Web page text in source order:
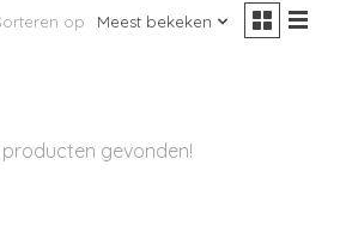
op Meest bekeken
producten gevonden!